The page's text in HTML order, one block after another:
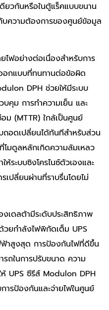
ยวกันหรือในตู้แร็คแบบขนาน
บความต้องการของศูนย์ข้อมูล
ไฟอย่างต่อเนื่องสำหรับการ
อกแบบที่ทนทานต่อข้อผิด
DPH ช่วยให้มีระบบ
บคุม การทำความเย็น และ
ม (MTTR) ใกล้เป็นศูนย์
ถอดเปลี่ยนได้ทันทีสำหรับส่วน
มดูลหลักเกิดความล้มเหลว
ห้ระบบซิงโครไนซ์ตัวเองและ
เปลี่ยนผ่านที่ราบรื่นโดยไม่
เดลต้ามีระดับประสิทธิภาพ
ยกำลังไฟพิกัดเต็ม UPS
ฟ้าสูงสุด การป้องกันไฟที่ดีขึ้น
ถในการปรับขนาด ความ
ห้ UPS ซีรีส์ Modulon DPH
รป้องกันและจ่ายไฟในศูนย์